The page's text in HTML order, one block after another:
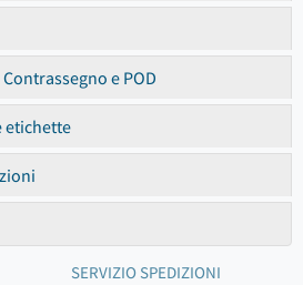
e POD
etichette
SERVIZIO SPEDIZIONI